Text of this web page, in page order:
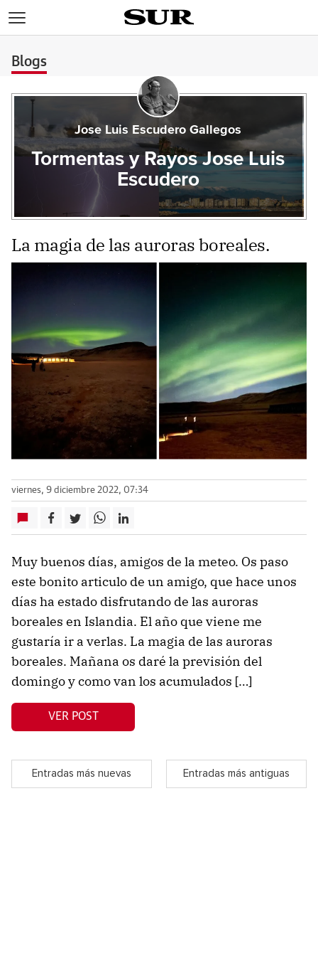
Blogs
Jose Luis Escudero Gallegos
Tormentas y Rayos Jose Luis
Escudero
La magia de las auroras boreales.
viernes, 9 diciembre 2022, 07:34
Muy buenos días, amigos de la meteo. Os paso
este bonito articulo de un amigo, que hace unos
días ha estado disfrutando de las auroras
boreales en Islandia. El año que viene me
gustaría ir a verlas. La magia de las auroras
boreales. Mañana os daré la previsión del
domingo y como van los acumulados […]
VER POST
Entradas más nuevas Entradas más antiguas